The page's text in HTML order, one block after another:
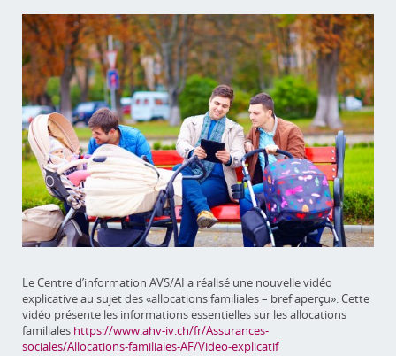
Le Centre d’information AVS/AI a réalisé une nouvelle vidéo
explicative au sujet des «allocations familiales – bref aperçu». Cette
vidéo présente les informations essentielles sur les allocations
familiales https://www.ahv-iv.ch/fr/Assurances-
sociales/Allocations-familiales-AF/Video-explicatif